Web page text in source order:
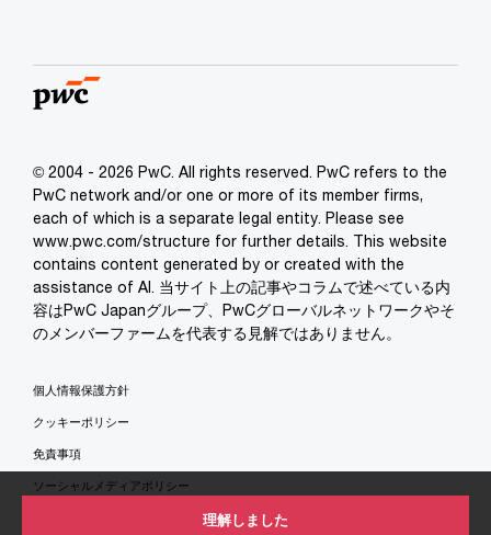
理解しました
© 2004 - 2026 PwC. All rights reserved. PwC refers to the
PwC network and/or one or more of its member firms,
each of which is a separate legal entity. Please see
www.pwc.com/structure for further details. This website
contains content generated by or created with the
assistance of AI. 当サイト上の記事やコラムで述べている内
容はPwC Japanグループ、PwCグローバルネットワークやそ
のメンバーファームを代表する見解ではありません。
個人情報保護方針
クッキーポリシー
免責事項
ソーシャルメディアポリシー